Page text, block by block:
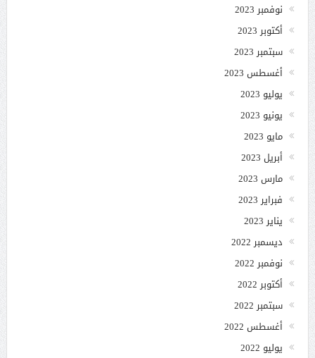
نوفمبر 2023
أكتوبر 2023
سبتمبر 2023
أغسطس 2023
يوليو 2023
يونيو 2023
مايو 2023
أبريل 2023
مارس 2023
فبراير 2023
يناير 2023
ديسمبر 2022
نوفمبر 2022
أكتوبر 2022
سبتمبر 2022
أغسطس 2022
يوليو 2022